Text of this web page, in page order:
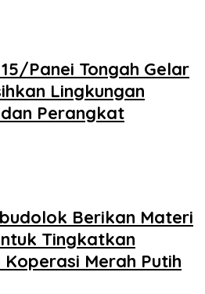
Panei Tongah Gelar
Lingkungan
Perangkat
Berikan Materi
Tingkatkan
Koperasi Merah Putih